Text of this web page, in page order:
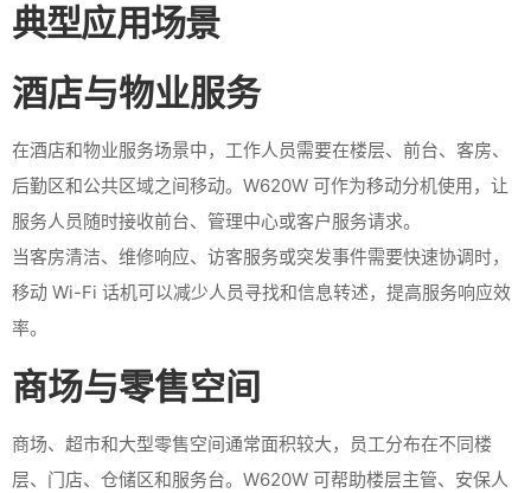
典型应用场景
酒店与物业服务
在酒店和物业服务场景中，工作人员需要在楼层、前台、客房、
后勤区和公共区域之间移动。W620W 可作为移动分机使用，让
服务人员随时接收前台、管理中心或客户服务请求。
当客房清洁、维修响应、访客服务或突发事件需要快速协调时，
移动 Wi-Fi 话机可以减少人员寻找和信息转述，提高服务响应效
率。
商场与零售空间
商场、超市和大型零售空间通常面积较大，员工分布在不同楼
层、门店、仓储区和服务台。W620W 可帮助楼层主管、安保人